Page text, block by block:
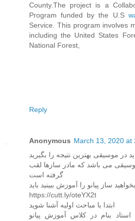
County.The project is a
Program funded by the U.S
Service. This program involves
including the United States
National Forest,
Reply
Anonymous March 13, 2020 at
در موسیقی بهترین نتیجه را بگیرید
می باشد که مادر سازها لقب
گرفته است
ساز پیانو را آموزش ببینید باید
https://cutt.ly/oteYX2t
ابتدا با مباحث اولیه آشنا شوید
بنام در کلاس آموزش پیانو